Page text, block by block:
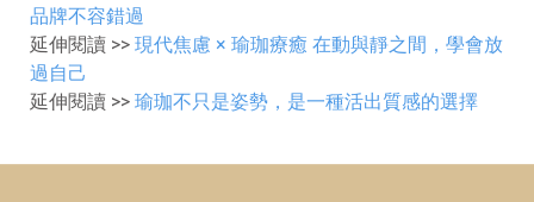
品牌不容錯過
延伸閱讀 >> 現代焦慮 × 瑜珈療癒 在動與靜之間，學會放
過自己
延伸閱讀 >> 瑜珈不只是姿勢，是一種活出質感的選擇